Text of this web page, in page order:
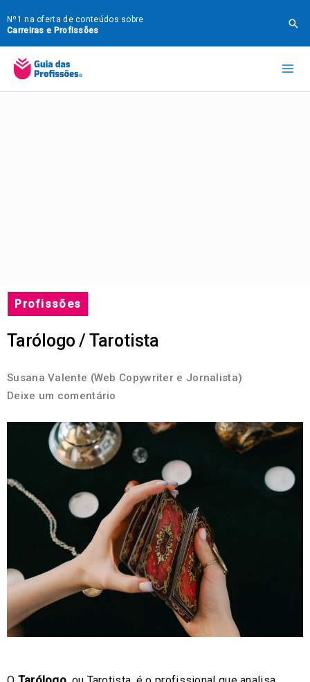
para
o
conteúdo
Nº1 na oferta de conteúdos sobre
Carreiras e Profissões
Profissões
Tarólogo / Tarotista
Susana Valente (Web Copywriter e Jornalista)
Deixe um comentário